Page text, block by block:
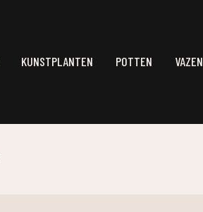
KUNSTPLANTEN POTTEN VAZEN